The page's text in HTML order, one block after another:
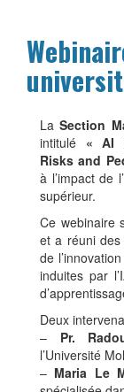
contenu
LaSection
intitulé « AI
Risks and
à l’impact de
supérieur.
Ce webinaire
et a réuni des
de
induites par
Deux
– Pr.
l’Université
– Maria Le